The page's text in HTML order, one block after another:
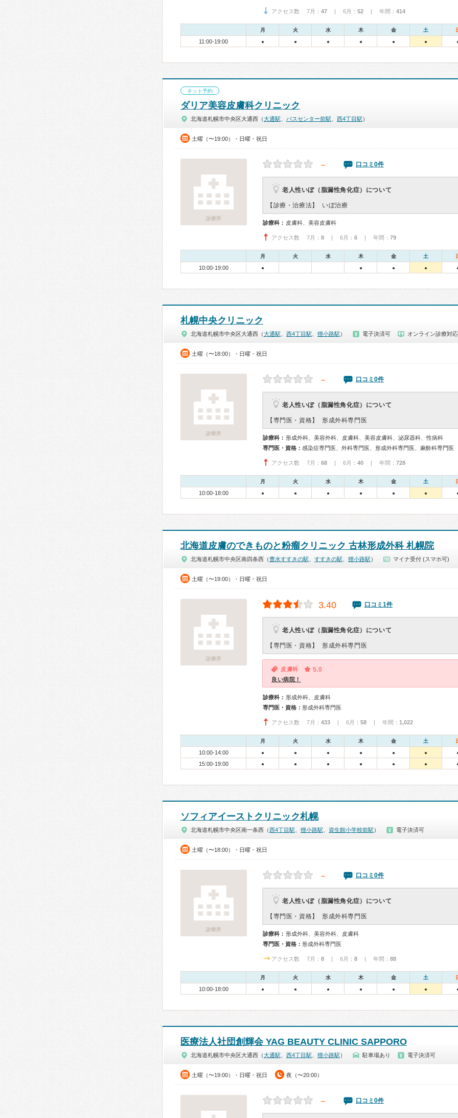
アクセス数 7月： 47 | 6月： 52 | 年間： 414
月 火 水 木 金 土
11:00-19:00 ● ● ● ● ● ●
ネット予約
ダリア美容皮膚科クリニック
北海道札幌市中央区大通西（大通駅 バスセンター前駅 西4丁目駅 ）
土曜（〜19:00）・日曜・祝日
診療所
－ 口コミ0件
老人性いぼ（脂漏性角化症）について
【診療・治療法】 いぼ治療
診療科： 皮膚科、美容皮膚科
アクセス数 7月： 8 | 6月： 6 | 年間： 79
月 火 水 木 金 土
10:00-19:00 ● ● ● ●
札幌中央クリニック
北海道札幌市中央区大通西（大通駅 西4丁目駅 狸小路駅 ） 電子決済可 オンライン診療対応
土曜（〜18:00）・日曜・祝日
診療所
－ 口コミ0件
老人性いぼ（脂漏性角化症）について
【専門医・資格】 形成外科専門医
診療科： 形成外科、美容外科、皮膚科、美容皮膚科、泌尿器科、性病科
専門医・資格： 感染症専門医、外科専門医、形成外科専門医、麻酔科専門医
アクセス数 7月： 68 | 6月： 40 | 年間： 728
月 火 水 木 金 土
10:00-18:00 ● ● ● ● ● ●
北海道皮膚のできものと粉瘤クリニック 古林形成外科 札幌院
北海道札幌市中央区南四条西（ 豊水すすきの駅 すすきの駅 狸小路駅 ） マイナ受付 (スマホ可)
土曜（〜19:00）・日曜・祝日
診療所
3.40 口コミ1件
老人性いぼ（脂漏性角化症）について
【専門医・資格】 形成外科専門医
皮膚科 5.0
良い病院！
診療科： 形成外科、皮膚科
専門医・資格： 形成外科専門医
アクセス数 7月： 433 | 6月： 58 | 年間： 1,022
月 火 水 木 金 土
10:00-14:00 ● ● ● ● ● ●
15:00-19:00 ● ● ● ● ● ●
ソフィアイーストクリニック札幌
北海道札幌市中央区南一条西（西4丁目駅 狸小路駅 資生館小学校前駅 ） 電子決済可
土曜（〜18:00）・日曜・祝日
診療所
－ 口コミ0件
老人性いぼ（脂漏性角化症）について
【専門医・資格】 形成外科専門医
診療科： 形成外科、美容外科、皮膚科
専門医・資格： 形成外科専門医
アクセス数 7月： 8 | 6月： 8 | 年間： 88
月 火 水 木 金 土
10:00-18:00 ● ● ● ● ● ●
医療法人社団創輝会 YAG BEAUTY CLINIC SAPPORO
北海道札幌市中央区大通西（大通駅 西4丁目駅 狸小路駅 ） 駐車場あり 電子決済可
土曜（〜19:00）・日曜・祝日 夜（〜20:00）
－ 口コミ0件